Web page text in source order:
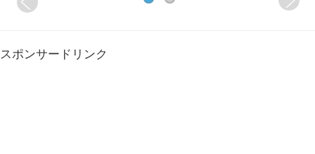
スポンサードリンク